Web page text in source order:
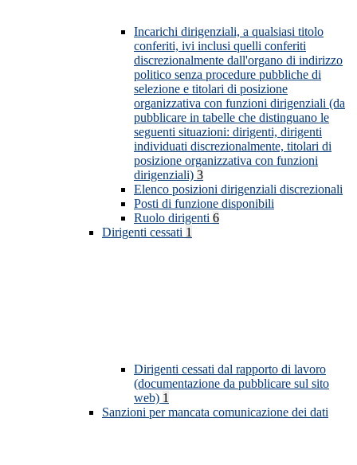
Incarichi dirigenziali, a qualsiasi titolo
conferiti, ivi inclusi quelli conferiti
discrezionalmente dall'organo di indirizzo
politico senza procedure pubbliche di
selezione e titolari di posizione
organizzativa con funzioni dirigenziali (da
pubblicare in tabelle che distinguano le
seguenti situazioni: dirigenti, dirigenti
individuati discrezionalmente, titolari di
posizione organizzativa con funzioni
dirigenziali) 3
Elenco posizioni dirigenziali discrezionali
Posti di funzione disponibili
Ruolo dirigenti 6
Dirigenti cessati 1
Dirigenti cessati dal rapporto di lavoro
(documentazione da pubblicare sul sito
web) 1
Sanzioni per mancata comunicazione dei dati